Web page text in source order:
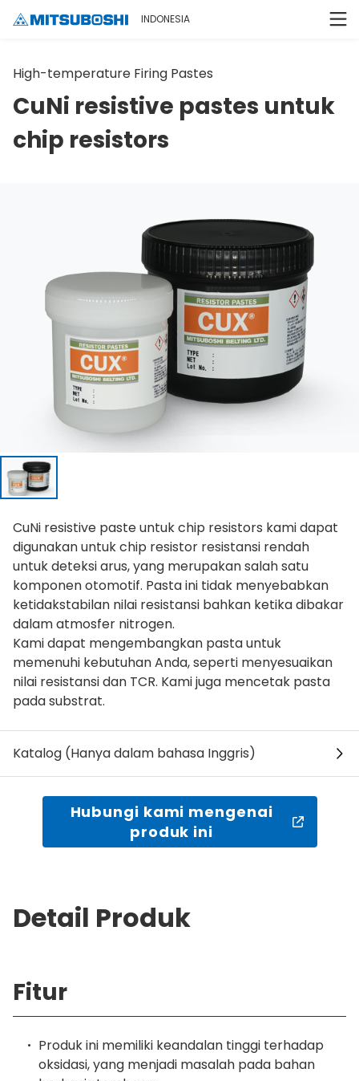
INDONESIA
High-temperature Firing Pastes
CuNi resistive pastes untuk
chip resistors
CuNi resistive paste untuk chip resistors kami dapat
digunakan untuk chip resistor resistansi rendah
untuk deteksi arus, yang merupakan salah satu
komponen otomotif. Pasta ini tidak menyebabkan
ketidakstabilan nilai resistansi bahkan ketika dibakar
dalam atmosfer nitrogen.
Kami dapat mengembangkan pasta untuk
memenuhi kebutuhan Anda, seperti menyesuaikan
nilai resistansi dan TCR. Kami juga mencetak pasta
pada substrat.
Katalog (Hanya dalam bahasa Inggris)
Hubungi kami mengenai
produk ini
Detail Produk
Fitur
Produk ini memiliki keandalan tinggi terhadap
oksidasi, yang menjadi masalah pada bahan